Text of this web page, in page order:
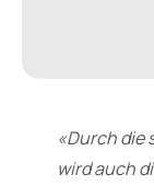
«Durch die
wird auch